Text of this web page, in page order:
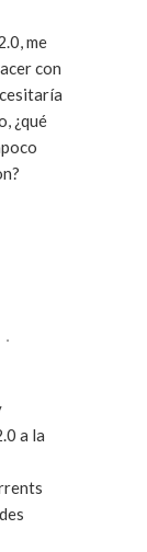
me
con
¿qué
Marcos en marzo 24, 2009 ·
a la